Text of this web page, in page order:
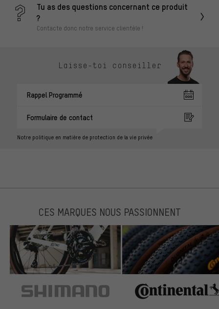
Tu as des questions concernant ce produit
?
Contacte donc notre service clientèle !
Laisse-toi conseiller
Rappel Programmé
Formulaire de contact
Notre politique en matière de protection de la vie privée
CES MARQUES NOUS PASSIONNENT